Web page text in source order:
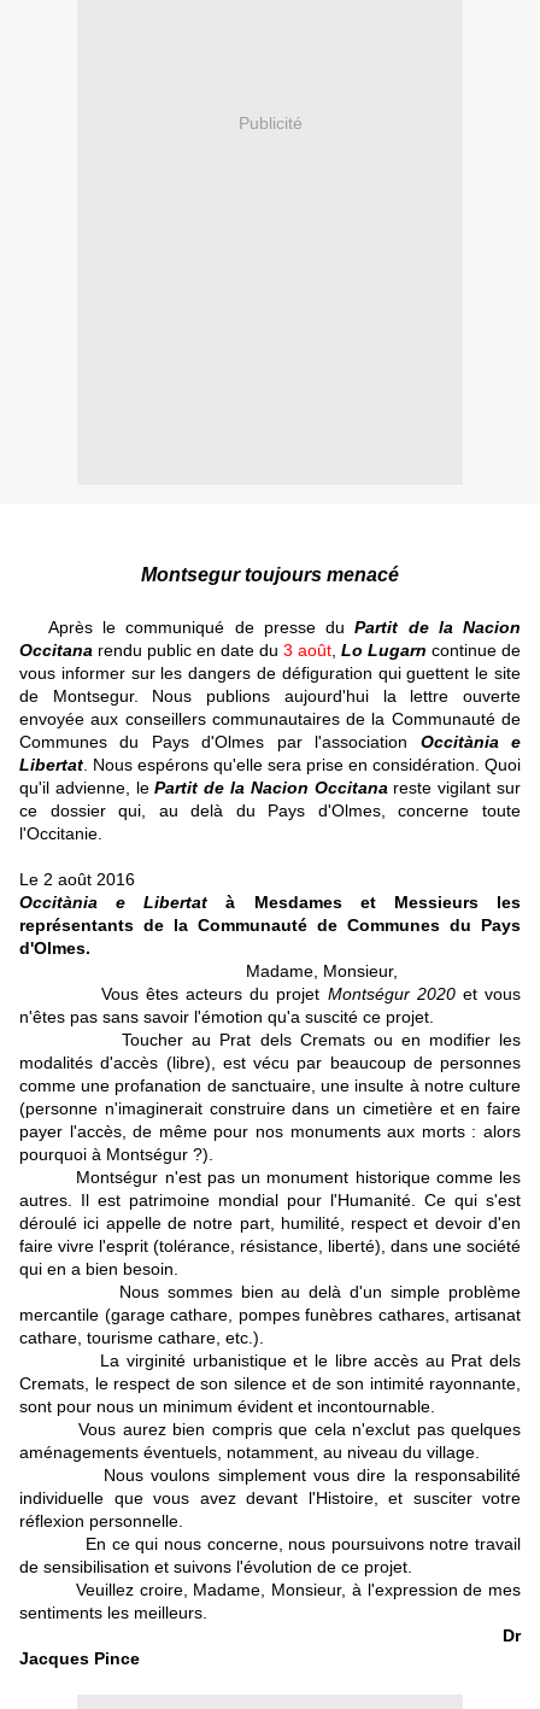
Publicité
Montsegur toujours menacé
Après le communiqué de presse duPartit de la Nacion
Occitana rendu public en date du 3 août Lo Lugarn continue de
vous informer sur les dangers de défiguration qui guettent le site
de Montsegur. Nous publions aujourd'hui la lettre ouverte
envoyée aux conseillers communautaires de la Communauté de
Communes du Pays d'Olmes par l'association Occitània e
Libertat . Nous espérons qu'elle sera prise en considération. Quoi
qu'il advienne, lePartit de la Nacion Occitana reste vigilant sur
ce dossier qui, au delà du Pays d'Olmes, concerne toute
l'Occitanie.
Le 2 août 2016
Occitània e Libertatà Mesdames et Messieurs les
représentants de la Communauté de Communes du Pays
d'Olmes.
Madame, Monsieur,
Vous êtes acteurs du projet Montségur 2020et vous
n'êtes pas sans savoir l'émotion qu'a suscité ce projet.
Toucher au Prat dels Cremats ou en modifier les
modalités d'accès (libre), est vécu par beaucoup de personnes
comme une profanation de sanctuaire, une insulte à notre culture
(personne n'imaginerait construire dans un cimetière et en faire
payer l'accès, de même pour nos monuments aux morts : alors
pourquoi à Montségur ?).
Montségur n'est pas un monument historique comme les
autres. Il est patrimoine mondial pour l'Humanité. Ce qui s'est
déroulé ici appelle de notre part, humilité, respect et devoir d'en
faire vivre l'esprit (tolérance, résistance, liberté), dans une société
qui en a bien besoin.
Nous sommes bien au delà d'un simple problème
mercantile (garage cathare, pompes funèbres cathares, artisanat
cathare, tourisme cathare, etc.).
La virginité urbanistique et le libre accès au Prat dels
Cremats, le respect de son silence et de son intimité rayonnante,
sont pour nous un minimum évident et incontournable.
Vous aurez bien compris que cela n'exclut pas quelques
aménagements éventuels, notamment, au niveau du village.
Nous voulons simplement vous dire la responsabilité
individuelle que vous avez devant l'Histoire, et susciter votre
réflexion personnelle.
En ce qui nous concerne, nous poursuivons notre travail
de sensibilisation et suivons l'évolution de ce projet.
Veuillez croire, Madame, Monsieur, à l'expression de mes
sentiments les meilleurs.
Dr
Jacques Pince